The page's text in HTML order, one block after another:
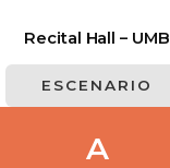
Recital Hall – UMB
ESCENARIO
A